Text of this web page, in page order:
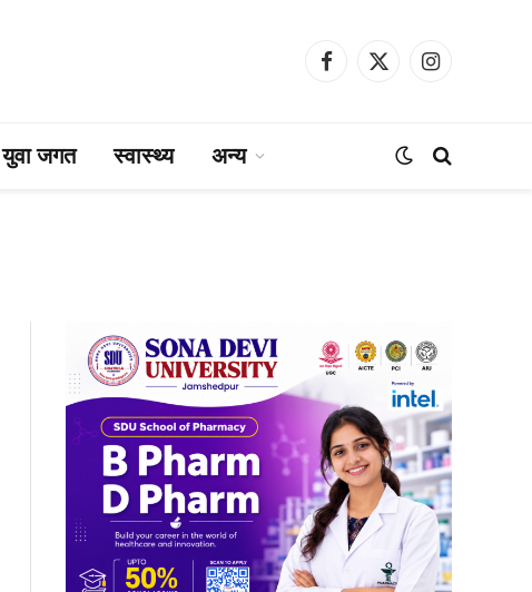
Facebook
X
Instagram
युवा जगत स्वास्थ्य अन्य